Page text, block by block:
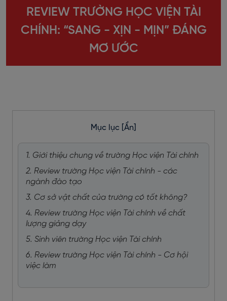
REVIEW TRƯỜNG HỌC VIỆN TÀI
CHÍNH: “SANG - XỊN - MỊN” ĐÁNG
MƠ ƯỚC
Mục lục [Ẩn]
1. Giới thiệu chung về trường Học viện Tài chính
2. Review trường Học viện Tài chính - các
ngành đào tạo
3. Cơ sở vật chất của trường có tốt không?
4. Review trường Học viện Tài chính về chất
lượng giảng dạy
5. Sinh viên trường Học viện Tài chính
6. Review trường Học viện Tài chính - Cơ hội
việc làm